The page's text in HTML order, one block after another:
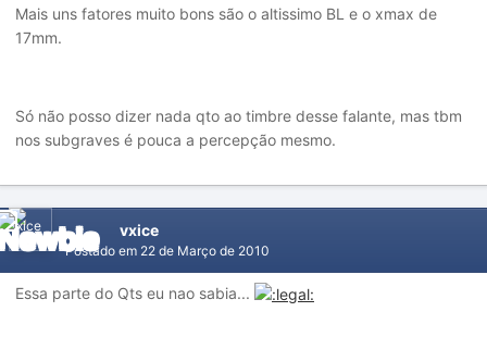
Mais uns fatores muito bons são o altissimo BL e o xmax de
17mm.
Só não posso dizer nada qto ao timbre desse falante, mas tbm
nos subgraves é pouca a percepção mesmo.
vxice
Postado em 22 de Março de 2010
Essa parte do Qts eu nao sabia...